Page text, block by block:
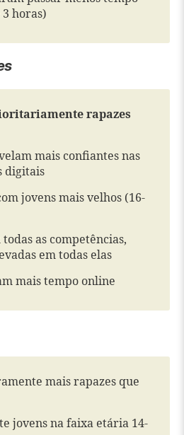
horas)
rapazes
mais confiantes nas
digitais
jovens mais velhos (16-
as competências,
em todas elas
mais tempo online
mais rapazes que
jovens na faixa etária 14-